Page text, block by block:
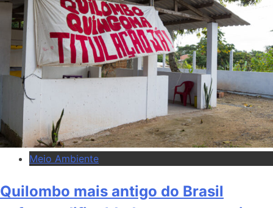
Meio Ambiente
Quilombo mais antigo do Brasil